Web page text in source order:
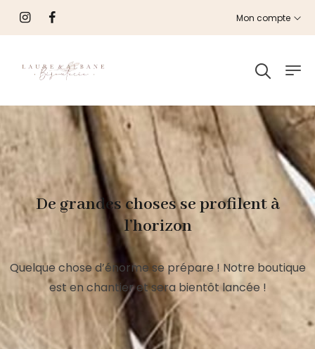
Mon compte
De grandes choses se profilent à
l’horizon
Quelque chose d’énorme se prépare ! Notre boutique
est en chantier et sera bientôt lancée !